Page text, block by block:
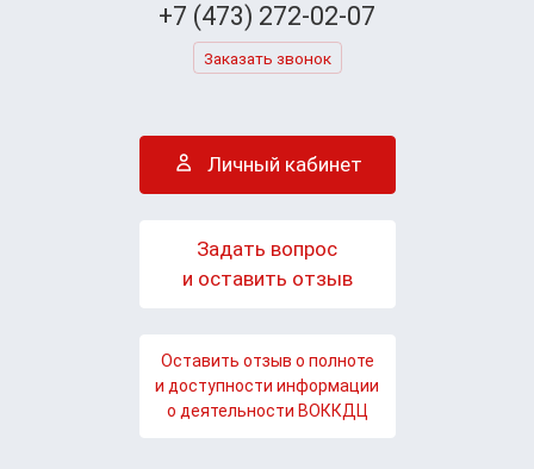
+7 (473) 272-02-07
Заказать звонок
Личный кабинет
Задать вопрос
и оставить отзыв
Оставить отзыв о полноте
и доступности информации
о деятельности ВОККДЦ